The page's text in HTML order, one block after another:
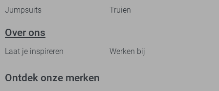
Jumpsuits
Truien
Over ons
Laat je inspireren Werken bij
Ontdek onze merken